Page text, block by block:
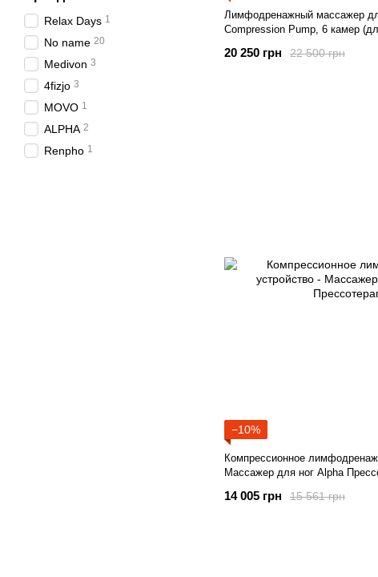
Лимфодренажный массажер
Compression Pump, 6 камер
22 500 грн
20 250 грн
−10%
Компрессионное
Массажер для ног Alpha
15 561 грн
14 005 грн
Relax Days 1
No name 20
Medivon 3
4fizjo 3
MOVO 1
ALPHA 2
Renpho 1